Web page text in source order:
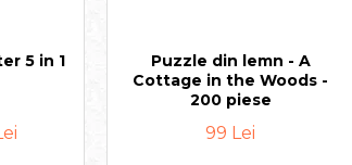
5 in 1
Puzzle din lemn - A
Cottage in the Woods -
200 piese
99 Lei